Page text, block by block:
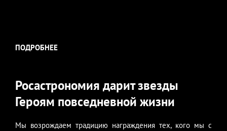
ПОДРОБНЕЕ
Росастрономия дарит звезды
Героям повседневной жизни
Мы возрождаем традицию награждения тех, кого мы с